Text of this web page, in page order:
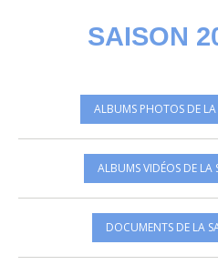
SAISON
ALBUMS PHOTOS DE
ALBUMS VIDÉOS DE
DOCUMENTS DE LA